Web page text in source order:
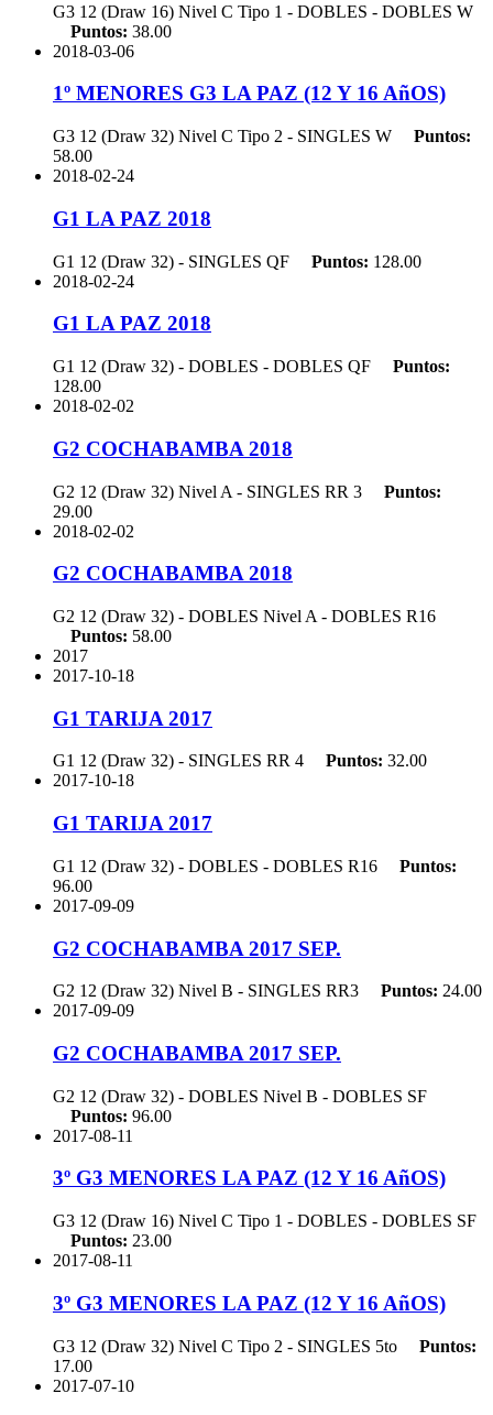
G3 12 (Draw 16) Nivel C Tipo 1 - DOBLES - DOBLES W
Puntos: 38.00
2018-03-06
1º MENORES G3 LA PAZ (12 Y 16 AñOS)
G3 12 (Draw 32) Nivel C Tipo 2 - SINGLES W
Puntos:
58.00
2018-02-24
G1 LA PAZ 2018
G1 12 (Draw 32) - SINGLES QF Puntos: 128.00
2018-02-24
G1 LA PAZ 2018
G1 12 (Draw 32) - DOBLES - DOBLES QF
Puntos:
128.00
2018-02-02
G2 COCHABAMBA 2018
G2 12 (Draw 32) Nivel A - SINGLES RR 3
Puntos:
29.00
2018-02-02
G2 COCHABAMBA 2018
G2 12 (Draw 32) - DOBLES Nivel A - DOBLES R16
Puntos: 58.00
2017
2017-10-18
G1 TARIJA 2017
G1 12 (Draw 32) - SINGLES RR 4 Puntos: 32.00
2017-10-18
G1 TARIJA 2017
G1 12 (Draw 32) - DOBLES - DOBLES R16
Puntos:
96.00
2017-09-09
G2 COCHABAMBA 2017 SEP.
G2 12 (Draw 32) Nivel B - SINGLES RR3 Puntos: 24.00
2017-09-09
G2 COCHABAMBA 2017 SEP.
G2 12 (Draw 32) - DOBLES Nivel B - DOBLES SF
Puntos: 96.00
2017-08-11
3º G3 MENORES LA PAZ (12 Y 16 AñOS)
G3 12 (Draw 16) Nivel C Tipo 1 - DOBLES - DOBLES SF
Puntos: 23.00
2017-08-11
3º G3 MENORES LA PAZ (12 Y 16 AñOS)
G3 12 (Draw 32) Nivel C Tipo 2 - SINGLES 5to
Puntos:
17.00
2017-07-10